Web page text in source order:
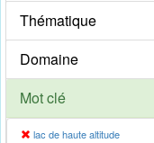
Thématique
Domaine
Mot clé
lac de haute altitude